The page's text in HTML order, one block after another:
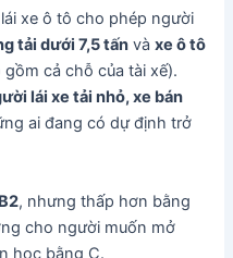
xe ô tô cho phép người
tải dưới 7,5 tấn vàxe ô tô
gồm cả chỗ của tài xế).
lái xe tải nhỏ, xe bán
ai đang có dự định trở
, nhưng thấp hơn bằng
cho người muốn mở
học bằng C.